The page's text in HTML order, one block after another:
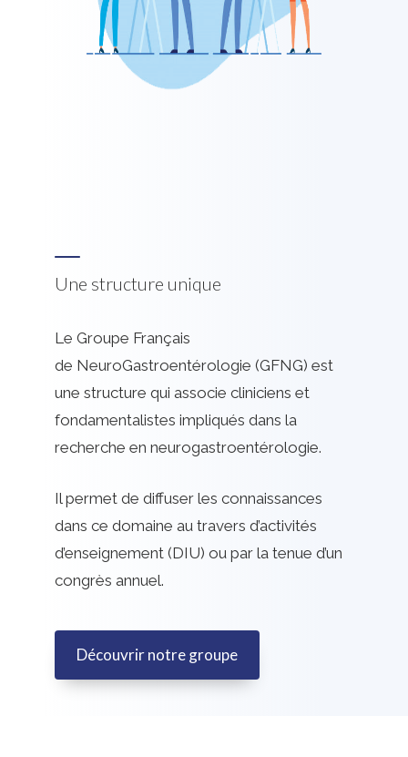
Une structure unique
Le Groupe Français
de NeuroGastroentérologie (GFNG) est
une structure qui associe cliniciens et
fondamentalistes impliqués dans la
recherche en neurogastroentérologie.
Il permet de diffuser les connaissances
dans ce domaine au travers d’activités
d’enseignement (DIU) ou par la tenue d’un
congrès annuel.
Découvrir notre groupe